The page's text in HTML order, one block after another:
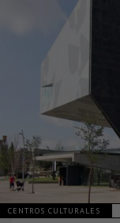
CENTROS CULTURALES